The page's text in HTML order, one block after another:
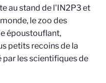
au stand de l'IN2P3 et
le zoo des
époustouflant,
petits recoins de la
les scientifiques de